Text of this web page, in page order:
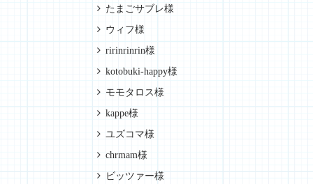
たまごサブレ様
ウィフ様
ririnrinrin様
kotobuki-happy様
モモタロス様
kappe様
ユズコマ様
chrmam様
ビッツァー様